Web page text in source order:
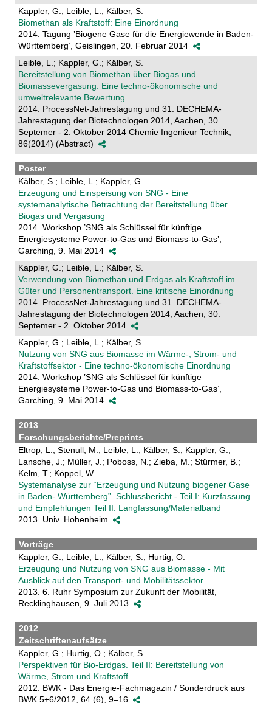
Kappler, G.; Leible, L.; Kälber, S.
Biomethan als Kraftstoff: Eine Einordnung
2014. Tagung ’Biogene Gase für die Energiewende in Baden-
Württemberg’, Geislingen, 20. Februar 2014
Leible, L.; Kappler, G.; Kälber, S.
Bereitstellung von Biomethan über Biogas und
Biomassevergasung. Eine techno-ökonomische und
umweltrelevante Bewertung
2014. ProcessNet-Jahrestagung und 31. DECHEMA-
Jahrestagung der Biotechnologen 2014, Aachen, 30.
Septemer - 2. Oktober 2014 Chemie Ingenieur Technik,
86(2014) (Abstract)
Poster
Kälber, S.; Leible, L.; Kappler, G.
Erzeugung und Einspeisung von SNG - Eine
systemanalytische Betrachtung der Bereitstellung über
Biogas und Vergasung
2014. Workshop ’SNG als Schlüssel für künftige
Energiesysteme Power-to-Gas und Biomass-to-Gas’,
Garching, 9. Mai 2014
Kappler, G.; Leible, L.; Kälber, S.
Verwendung von Biomethan und Erdgas als Kraftstoff im
Güter und Personentransport. Eine kritische Einordnung
2014. ProcessNet-Jahrestagung und 31. DECHEMA-
Jahrestagung der Biotechnologen 2014, Aachen, 30.
Septemer - 2. Oktober 2014
Kappler, G.; Leible, L.; Kälber, S.
Nutzung von SNG aus Biomasse im Wärme-, Strom- und
Kraftstoffsektor - Eine techno-ökonomische Einordnung
2014. Workshop ’SNG als Schlüssel für künftige
Energiesysteme Power-to-Gas und Biomass-to-Gas’,
Garching, 9. Mai 2014
2013
Forschungsberichte/Preprints
Eltrop, L.; Stenull, M.; Leible, L.; Kälber, S.; Kappler, G.;
Lansche, J.; Müller, J.; Poboss, N.; Zieba, M.; Stürmer, B.;
Kelm, T.; Köppel, W.
Systemanalyse zur “Erzeugung und Nutzung biogener Gase
in Baden- Württemberg”. Schlussbericht - Teil I: Kurzfassung
und Empfehlungen Teil II: Langfassung/Materialband
2013. Univ. Hohenheim
Vorträge
Kappler, G.; Leible, L.; Kälber, S.; Hurtig, O.
Erzeugung und Nutzung von SNG aus Biomasse - Mit
Ausblick auf den Transport- und Mobilitätssektor
2013. 6. Ruhr Symposium zur Zukunft der Mobilität,
Recklinghausen, 9. Juli 2013
2012
Zeitschriftenaufsätze
Kappler, G.; Hurtig, O.; Kälber, S.
Perspektiven für Bio-Erdgas. Teil II: Bereitstellung von
Wärme, Strom und Kraftstoff
2012. BWK - Das Energie-Fachmagazin / Sonderdruck aus
BWK 5+6/2012, 64 (6), 9–16